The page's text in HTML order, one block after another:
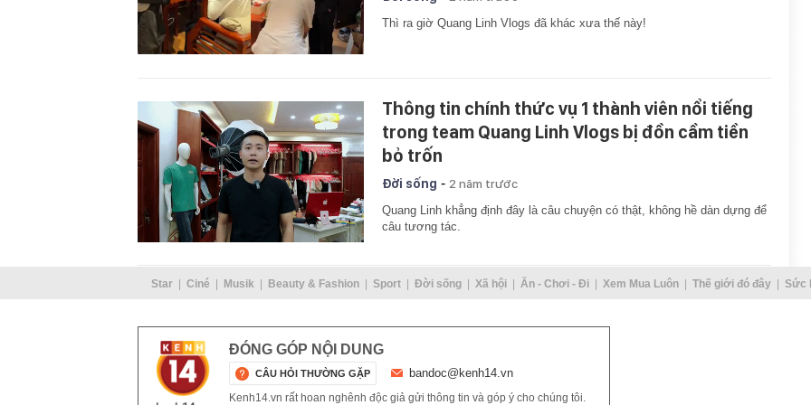
Thì ra giờ Quang Linh Vlogs đã khác xưa thế này!
Thông tin chính thức vụ 1 thành viên nổi tiếng
trong team Quang Linh Vlogs bị đồn cầm tiền
bỏ trốn
Đời sống - 2 năm trước
Quang Linh khẳng định đây là câu chuyện có thật, không hề dàn dựng để
câu tương tác.
Star Ciné Musik Beauty & Fashion Sport Đời sống Xã hội Ăn - Chơi - Đi Xem Mua Luôn Thế giới đó đây Sức
ĐÓNG GÓP NỘI DUNG
CÂU HỎI THƯỜNG GẶP bandoc@kenh14.vn
Kenh14.vn rất hoan nghênh độc giả gửi thông tin và góp ý cho chúng tôi.